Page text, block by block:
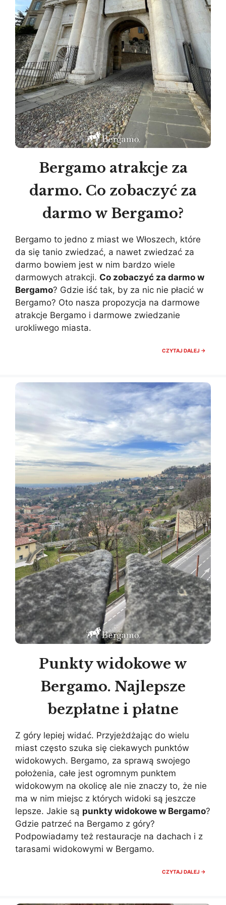
Bergamo atrakcje za
darmo. Co zobaczyć za
darmo w Bergamo?
Bergamo to jedno z miast we Włoszech, które
da się tanio zwiedzać, a nawet zwiedzać za
darmo bowiem jest w nim bardzo wiele
darmowych atrakcji. Co zobaczyć za darmo w
Bergamo? Gdzie iść tak, by za nic nie płacić w
Bergamo? Oto nasza propozycja na darmowe
atrakcje Bergamo i darmowe zwiedzanie
urokliwego miasta.
CZYTAJ DALEJ →
W
Punkty widokowe w
Bergamo. Najlepsze
bezpłatne i płatne
Z góry lepiej widać. Przyjeżdżając do wielu
miast często szuka się ciekawych punktów
widokowych. Bergamo, za sprawą swojego
położenia, całe jest ogromnym punktem
widokowym na okolicę ale nie znaczy to, że nie
ma w nim miejsc z których widoki są jeszcze
lepsze. Jakie są punkty widokowe w Bergamo?
Gdzie patrzeć na Bergamo z góry?
Podpowiadamy też restauracje na dachach i z
tarasami widokowymi w Bergamo.
CZYTAJ DALEJ →